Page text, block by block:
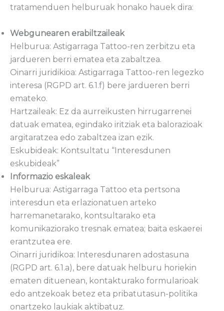
tratamenduen helburuak honako hauek dira:
Webgunearen erabiltzaileak
Helburua: Astigarraga Tattoo-ren zerbitzu eta
jardueren berri ematea eta zabaltzea.
Oinarri juridikioa: Astigarraga Tattoo-ren legezko
interesa (RGPD art. 6.1.f) bere jardueren berri
emateko.
Hartzaileak: Ez da aurreikusten hirrugarrenei
datuak ematea, egindako iritziak eta balorazioak
argitaratzea edo zabaltzea izan ezik.
Eskubideak: Kontsultatu “Interesdunen
eskubideak”
Informazio eskaleak
Helburua: Astigarraga Tattoo eta pertsona
interesdun eta erlazionatuen arteko
harremanetarako, kontsultarako eta
komunikaziorako tresnak ematea; baita eskaerei
erantzutea ere.
Oinarri juridikoa: Interesdunaren adostasuna
(RGPD art. 6.1.a), bere datuak helburu horiekin
ematen dituenean, kontakturako formularioak
edo antzekoak betez eta pribatutasun-politika
onartzeko laukiak aktibatuz.